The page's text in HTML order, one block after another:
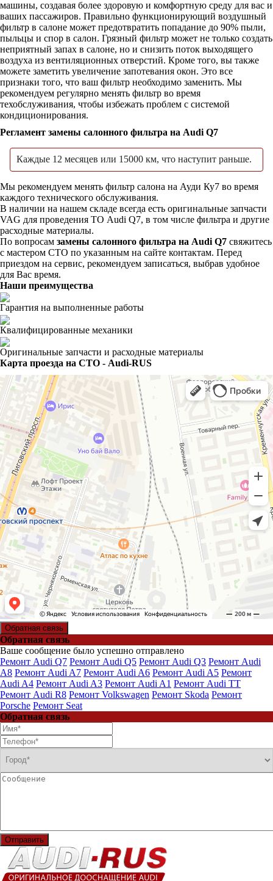
машины, создавая более здоровую и комфортную среду для вас и
ваших пассажиров. Правильно функционирующий воздушный
фильтр в салоне может предотвратить попадание до 90% пыли,
пыльцы и спор в салон. Грязный фильтр может не только создать
неприятный запах в салоне, но и снизить поток выходящего
воздуха из вентиляционных отверстий. Кроме того, вы также
можете заметить увеличение запотевания окон. Это все
признаки того, что ваш фильтр необходимо заменить. Мы
рекомендуем регулярно менять фильтр во время
техобслуживания, чтобы избежать проблем с системой
кондиционирования.
Регламент замены салонного фильтра на Audi Q7
Каждые 12 месяцев или 15000 км, что наступит раньше.
Мы рекомендуем менять фильтр салона на Ауди Ку7 во время
каждого технического обслуживания.
В наличии на нашем складе всегда есть оригинальные запчасти
VAG для проведения ТО Audi Q7, в том числе фильтра и другие
расходные материалы.
По вопросам замены салонного фильтра на Audi Q7 свяжитесь
с мастером СТО по указанным на сайте контактам. Перед
приездом на сервис, рекомендуем записаться, выбрав удобное
для Вас время.
Наши преимущества
Гарантия на выполненные работы
Квалифицированные механики
Оригинальные запчасти и расходные материалы
Карта проезда на СТО - Audi-RUS
Обратная связь
Обратная связь
Ваше сообщение было успешно отправлено
Ремонт Audi Q7 Ремонт Audi Q5 Ремонт Audi Q3 Ремонт Audi
A8 Ремонт Audi A7 Ремонт Audi A6 Ремонт Audi A5 Ремонт
Audi A4 Ремонт Audi A3 Ремонт Audi A1 Ремонт Audi TT
Ремонт Audi R8 Ремонт Volkswagen Ремонт Skoda Ремонт
Porsche Ремонт Seat
Обратная связь
Отправить